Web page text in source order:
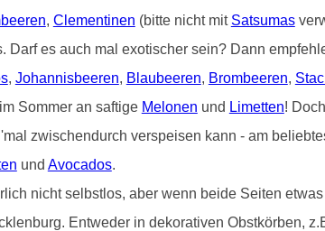
, Clementinen (bitte nicht mit Satsumas
Darf es auch mal exotischer sein? Dann
, Johannisbeeren, Blaubeeren, Brombeeren,
Sommer an saftige Melonen und Limetten!
zwischendurch verspeisen kann - am
und Avocados.
nicht selbstlos, aber wenn beide Seiten
Entweder in dekorativen Obstkörben,